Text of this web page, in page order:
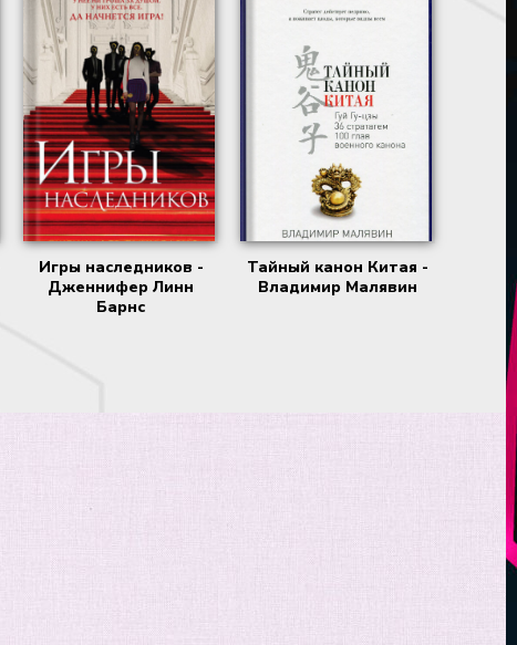
Игры наследников -
Дженнифер Линн
Барнс
Тайный канон Китая -
Владимир Малявин